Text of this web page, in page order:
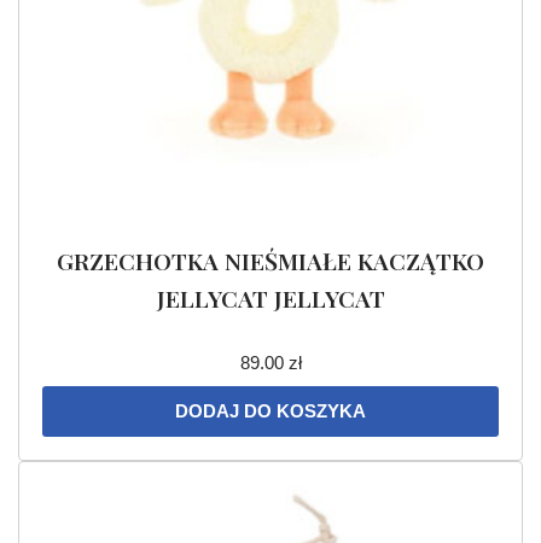
GRZECHOTKA NIEŚMIAŁE KACZĄTKO
JELLYCAT JELLYCAT
89.00 zł
DODAJ DO KOSZYKA